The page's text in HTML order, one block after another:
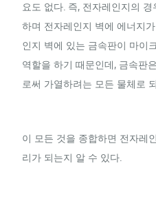
요도 없다. 즉, 전자레인지의
하며 전자레인지 벽에 에너지
인지 벽에 있는 금속판이 마이
역할을 하기 때문인데, 금속판
로써 가열하려는 모든 물체로
이 모든 것을 종합하면 전자레
리가 되는지 알 수 있다.